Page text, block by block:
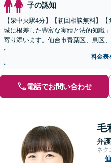
子の認知
【泉中央駅4分】【初回相談無料】
城に根差した豊富な実績と法的知識
寄り添います。仙台市青葉区、泉区
郷町、大衡村、利府町や塩竈市など
料金表
電話でお問い合わせ
毛
弁
ネク